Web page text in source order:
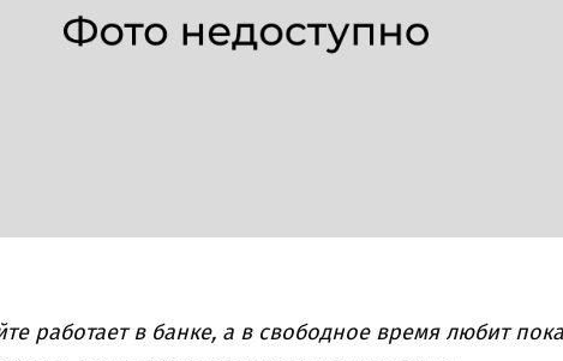
работает в банке, а в свободное время любит